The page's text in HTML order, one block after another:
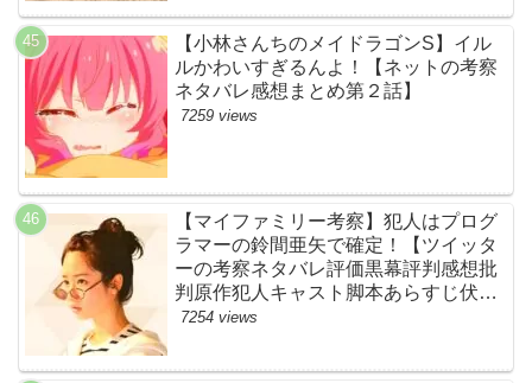
【小林さんちのメイドラゴンS】イル
ルかわいすぎるんよ！【ネットの考察
ネタバレ感想まとめ第２話】
7259 views
【マイファミリー考察】犯人はプログ
ラマーの鈴間亜矢で確定！【ツイッタ
ーの考察ネタバレ評価黒幕評判感想批
判原作犯人キャスト脚本あらすじ伏線
まとめ・藤間爽子】
7254 views